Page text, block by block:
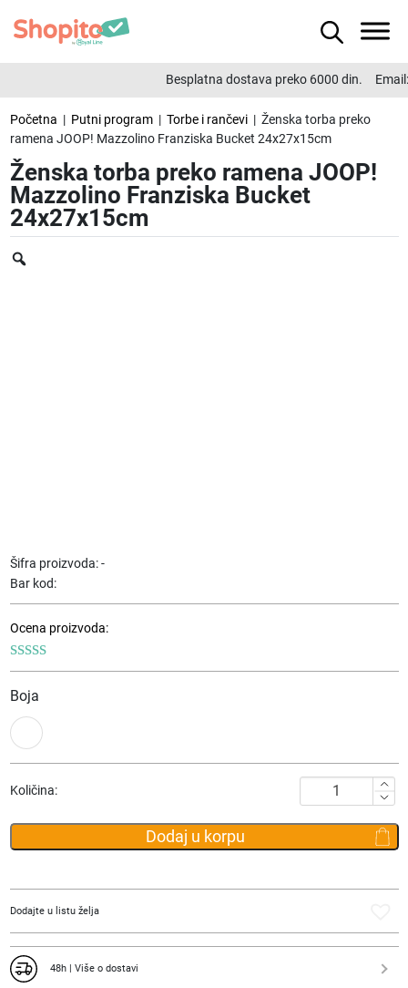
Besplatna dostava preko 6000 din. Email:
Početna | Putni program| Torbe i rančevi| Ženska torba preko
ramena JOOP! Mazzolino Franziska Bucket 24x27x15cm
Ženska torba preko ramena JOOP!
Mazzolino Franziska Bucket
24x27x15cm
Bar kod:
Šifra proizvoda:-
Ocena proizvoda:
Boja
Količina:
Ženska
torba
preko
Dodaj u korpu
Dodajte u listu želja
48h | Više o dostavi